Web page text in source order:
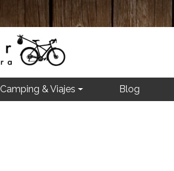
Camping & Viajes Blog